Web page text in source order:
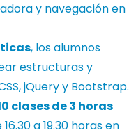
y navegación en
, los alumnos
estructuras y
jQuery y Bootstrap.
clases de 3 horas
a 19.30 horas en